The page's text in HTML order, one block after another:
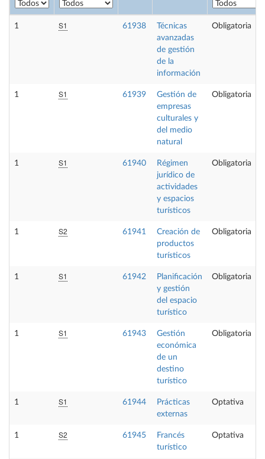
1 S1 61938
Técnicas
avanzadas
de gestión
de la
información
Obligatoria
1 S1 61939
Gestión de
empresas
culturales y
del medio
natural
Obligatoria
1 S1 61940
Régimen
jurídico de
actividades
y espacios
turísticos
Obligatoria
1 S2 61941
Creación de
productos
turísticos
Obligatoria
1 S1 61942
Planificación
y gestión
del espacio
turístico
Obligatoria
1 S1 61943
Gestión
económica
de un
destino
turístico
Obligatoria
1 S1 61944
Prácticas
externas
Optativa
1 S2 61945
Francés
turístico
Optativa